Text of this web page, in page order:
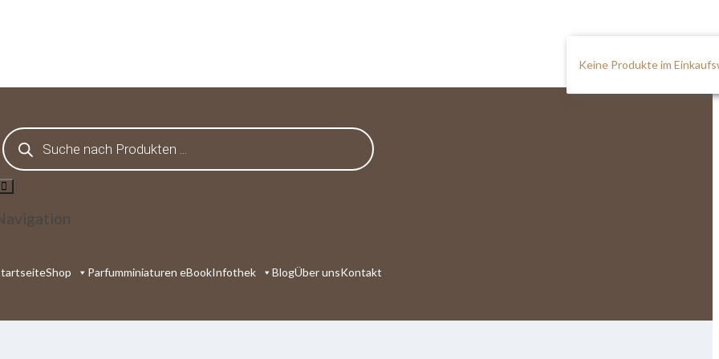
Keine Produkte im
Shop Parfumminiaturen eBookInfothek BlogÜber unsKontakt
Products
search